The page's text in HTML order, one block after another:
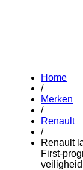
Home
/
Merken
/
Renault
/
Renault
First-
veiligheid